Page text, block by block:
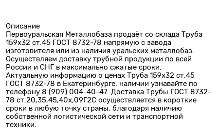
Описание
Первоуральская Металлобаза продаёт со склада Труба
159х32 ст.45 ГОСТ 8732-78 напрямую с завода
изготовителя или из наличия уральских металлобаз.
Осуществляем доставку трубной продукции по всей
России и СНГ в максимально сжатые сроки.
Актуальную информацию о ценах Труба 159х32 ст.45
ГОСТ 8732-78 в Екатеринбурге, наличии узнавайте по
телефону 8 (909) 004-40-47. Доставка Трубы ГОСТ 8732-
78 ст.20,35,45,40х,09Г2С осуществляется в короткие
сроки в любую точку страны, благодаря наличию
собственной логистической сети и транспортной
техники.